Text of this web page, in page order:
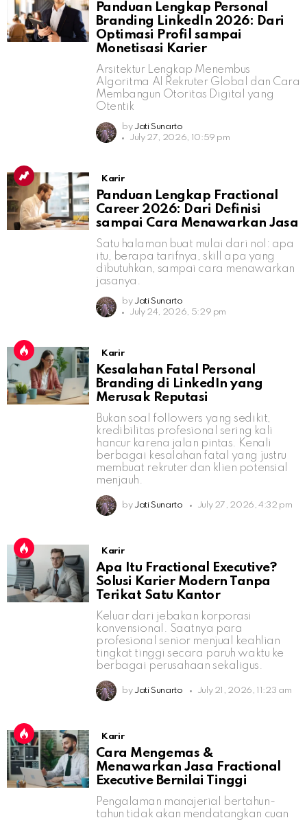
Panduan Lengkap Personal
Branding LinkedIn 2026: Dari
Optimasi Profil sampai
Monetisasi Karier
Arsitektur Lengkap Menembus
Algoritma AI Rekruter Global dan Cara
Membangun Otoritas Digital yang
Otentik
by Jati Sunarto
July 27, 2026, 10:59 pm
Karir
Panduan Lengkap Fractional
Career 2026: Dari Definisi
sampai Cara Menawarkan Jasa
Satu halaman buat mulai dari nol: apa
itu, berapa tarifnya, skill apa yang
dibutuhkan, sampai cara menawarkan
jasanya.
by Jati Sunarto
July 24, 2026, 5:29 pm
Karir
Kesalahan Fatal Personal
Branding di LinkedIn yang
Merusak Reputasi
Bukan soal followers yang sedikit,
kredibilitas profesional sering kali
hancur karena jalan pintas. Kenali
berbagai kesalahan fatal yang justru
membuat rekruter dan klien potensial
menjauh.
by Jati Sunarto July 27, 2026, 4:32 pm
Karir
Apa Itu Fractional Executive?
Solusi Karier Modern Tanpa
Terikat Satu Kantor
Keluar dari jebakan korporasi
konvensional. Saatnya para
profesional senior menjual keahlian
tingkat tinggi secara paruh waktu ke
berbagai perusahaan sekaligus.
by Jati Sunarto July 21, 2026, 11:23 am
Karir
Cara Mengemas &
Menawarkan Jasa Fractional
Executive Bernilai Tinggi
Pengalaman manajerial bertahun-
tahun tidak akan mendatangkan cuan